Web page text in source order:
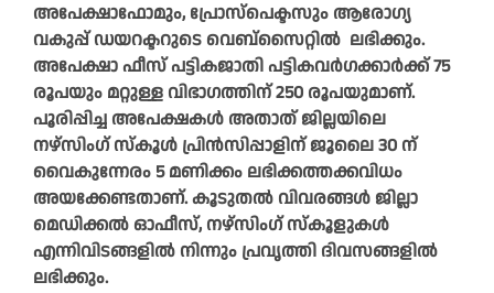
അപേക്ഷാഫോമും, പ്രോസ്‌പെക്ടസും ആരോഗ്യ
വകുപ്പ് ഡയറക്ടറുടെ വെബ്‌സൈറ്റില്‍ ലഭിക്കും.
അപേക്ഷാ ഫീസ് പട്ടികജാതി പട്ടികവര്‍ഗക്കാര്‍ക്ക് 75
രൂപയും മറ്റുള്ള വിഭാഗത്തിന് 250 രൂപയുമാണ്.
പൂരിപ്പിച്ച അപേക്ഷകള്‍ അതാത് ജില്ലയിലെ
നഴ്‌സിംഗ് സ്‌കൂള്‍ പ്രിന്‍സിപ്പാളിന് ജൂലൈ 30 ന്
വൈകുന്നേരം 5 മണിക്കം ലഭിക്കത്തക്കവിധം
അയക്കേണ്ടതാണ്. കൂടുതല്‍ വിവരങ്ങള്‍ ജില്ലാ
മെഡിക്കല്‍ ഓഫീസ്, നഴ്‌സിംഗ് സ്‌കൂളുകള്‍
എന്നിവിടങ്ങളില്‍ നിന്നും പ്രവൃത്തി ദിവസങ്ങളില്‍
ലഭിക്കും.